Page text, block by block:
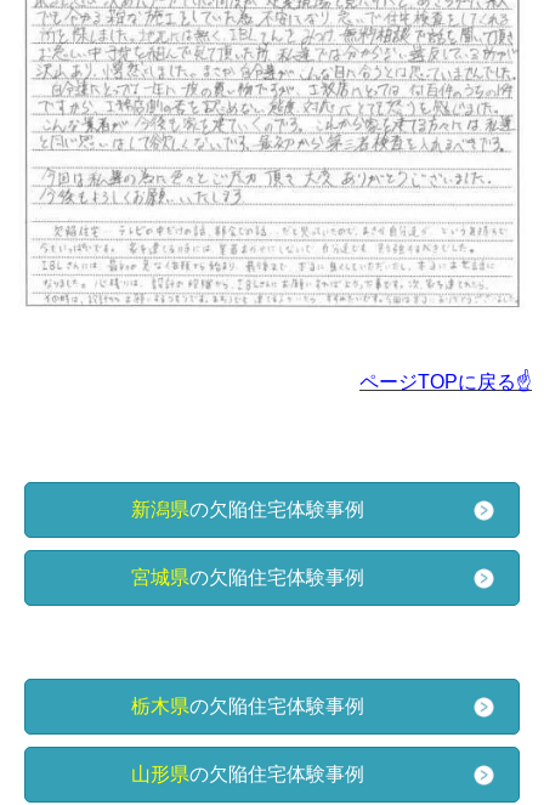
ページTOPに戻る☝
新潟県の欠陥住宅体験事例
宮城県の欠陥住宅体験事例
栃木県の欠陥住宅体験事例
山形県の欠陥住宅体験事例